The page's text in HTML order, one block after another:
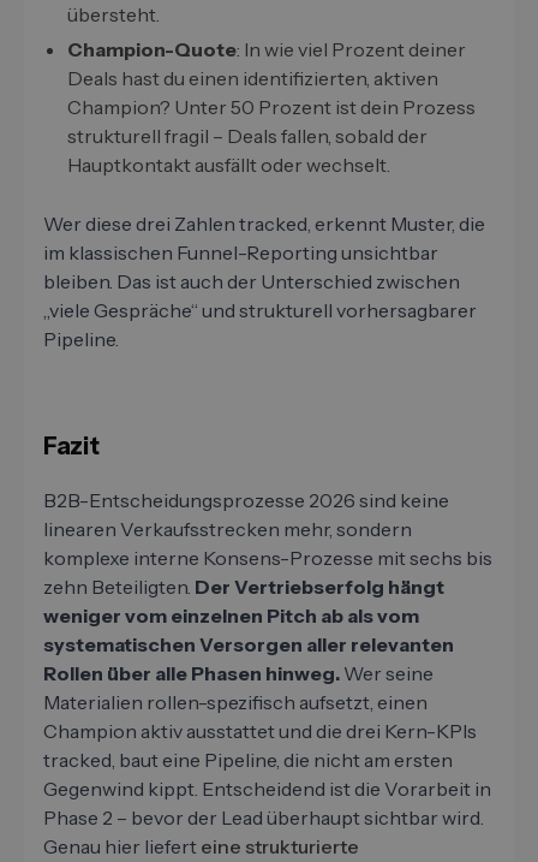
übersteht.
Champion-Quote: In wie viel Prozent deiner
Deals hast du einen identifizierten, aktiven
Champion? Unter 50 Prozent ist dein Prozess
strukturell fragil – Deals fallen, sobald der
Hauptkontakt ausfällt oder wechselt.
Wer diese drei Zahlen tracked, erkennt Muster, die
im klassischen Funnel-Reporting unsichtbar
bleiben. Das ist auch der Unterschied zwischen
„viele Gespräche“ und strukturell vorhersagbarer
Pipeline.
Fazit
B2B-Entscheidungsprozesse 2026 sind keine
linearen Verkaufsstrecken mehr, sondern
komplexe interne Konsens-Prozesse mit sechs bis
zehn Beteiligten. Der Vertriebserfolg hängt
weniger vom einzelnen Pitch ab als vom
systematischen Versorgen aller relevanten
Rollen über alle Phasen hinweg. Wer seine
Materialien rollen-spezifisch aufsetzt, einen
Champion aktiv ausstattet und die drei Kern-KPIs
tracked, baut eine Pipeline, die nicht am ersten
Gegenwind kippt. Entscheidend ist die Vorarbeit in
Phase 2 – bevor der Lead überhaupt sichtbar wird.
Genau hier liefert eine strukturierte